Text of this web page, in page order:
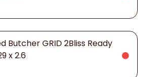
Butcher GRID 2Bliss Ready
x 2.6